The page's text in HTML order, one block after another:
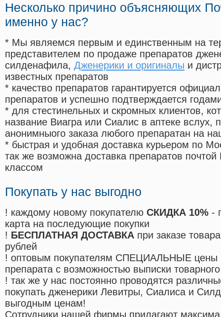
Несколько причино объясняющих
именно у нас?
* Мы являемся первым и единственным на
представителем по продаже препаратов
силденафила, Дженерики и оригиналы и
известных препаратов
* качество препаратов гарантируется
препаратов и успешно подтверждается
* для стестинельных и скромных клиентов,
название Виагра или Сиалис в аптеке вслух,
анонимныого заказа любого препаратан на
* быстрая и удобная доставка курьером по
так же возможна доставка препаратов
классом
Покупать у нас выгодно
! каждому новому покупателю СКИДКА 10% -
карта на последующие покупки
! БЕСПЛАТНАЯ ДОСТАВКА при заказе
рублей
! оптовым покупателям СПЕЦИАЛЬНЫЕ цены
препарата с возможностью выписки
! так же у нас постоянно проводятся
покупать дженерики Левитры, Сиалиса и
выгодным ценам!
Cотрудники нашей фирмы прилагают